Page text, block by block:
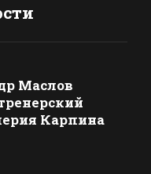
Маслов
Карпина